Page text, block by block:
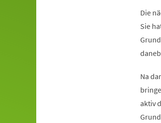
Die
Sie
Na
aktiv